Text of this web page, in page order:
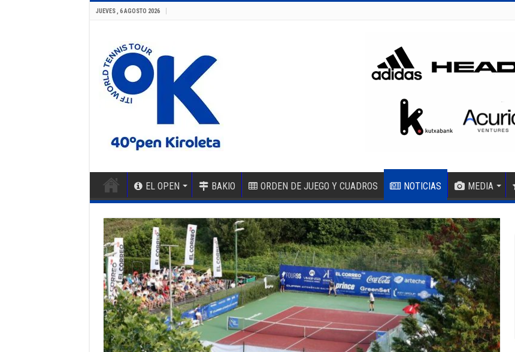
JUEVES , 6 AGOSTO 2026
EL OPEN BAKIO ORDEN DE JUEGO Y CUADROS NOTICIAS MEDIA